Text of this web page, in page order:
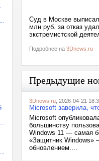
Суд в Москве
млн руб. за отказ
экстремистской
Подробнее на 3Dnews.ru
Предыдущие
3Dnews.ru , 2026-04-21
Microsoft заверила,
Microsoft
большинству
Windows 11 — самая
«Защитник Windows»
обновлением....